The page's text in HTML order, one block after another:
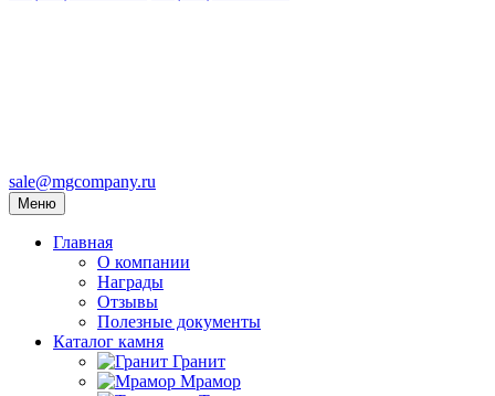
sale@mgcompany.ru
Меню
Главная
О компании
Награды
Отзывы
Полезные документы
Каталог камня
Гранит
Мрамор